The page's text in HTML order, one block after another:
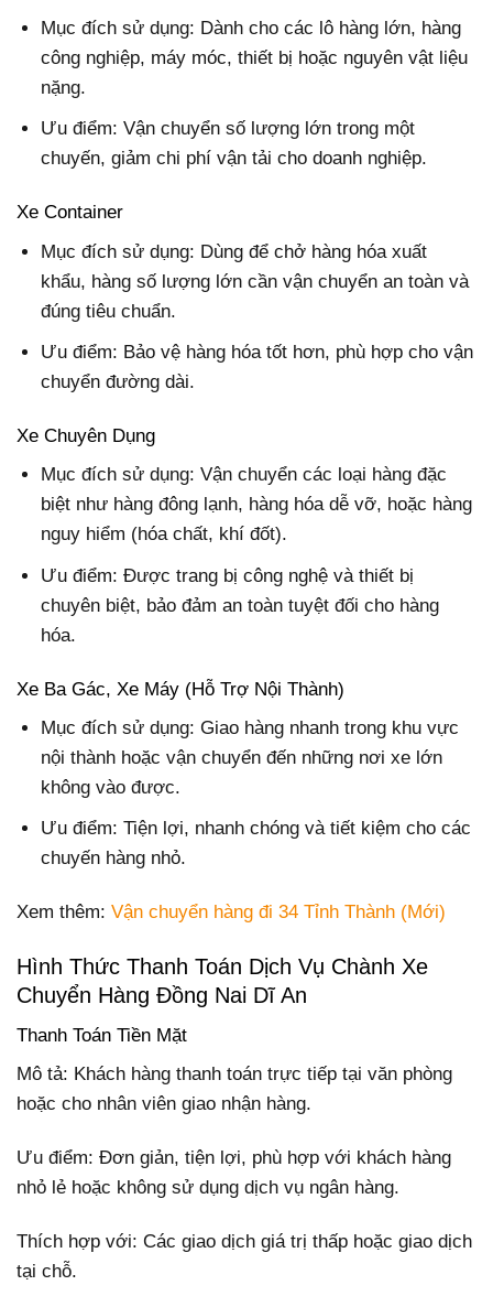
Mục đích sử dụng: Dành cho các lô hàng lớn, hàng
công nghiệp, máy móc, thiết bị hoặc nguyên vật liệu
nặng.
Ưu điểm: Vận chuyển số lượng lớn trong một
chuyến, giảm chi phí vận tải cho doanh nghiệp.
Xe Container
Mục đích sử dụng: Dùng để chở hàng hóa xuất
khẩu, hàng số lượng lớn cần vận chuyển an toàn và
đúng tiêu chuẩn.
Ưu điểm: Bảo vệ hàng hóa tốt hơn, phù hợp cho vận
chuyển đường dài.
Xe Chuyên Dụng
Mục đích sử dụng: Vận chuyển các loại hàng đặc
biệt như hàng đông lạnh, hàng hóa dễ vỡ, hoặc hàng
nguy hiểm (hóa chất, khí đốt).
Ưu điểm: Được trang bị công nghệ và thiết bị
chuyên biệt, bảo đảm an toàn tuyệt đối cho hàng
hóa.
Xe Ba Gác, Xe Máy (Hỗ Trợ Nội Thành)
Mục đích sử dụng: Giao hàng nhanh trong khu vực
nội thành hoặc vận chuyển đến những nơi xe lớn
không vào được.
Ưu điểm: Tiện lợi, nhanh chóng và tiết kiệm cho các
chuyến hàng nhỏ.
Xem thêm: Vận chuyển hàng đi 34 Tỉnh Thành (Mới)
Hình Thức Thanh Toán Dịch Vụ Chành Xe
Chuyển Hàng Đồng Nai Dĩ An
Thanh Toán Tiền Mặt
Mô tả: Khách hàng thanh toán trực tiếp tại văn phòng
hoặc cho nhân viên giao nhận hàng.
Ưu điểm: Đơn giản, tiện lợi, phù hợp với khách hàng
nhỏ lẻ hoặc không sử dụng dịch vụ ngân hàng.
Thích hợp với: Các giao dịch giá trị thấp hoặc giao dịch
tại chỗ.